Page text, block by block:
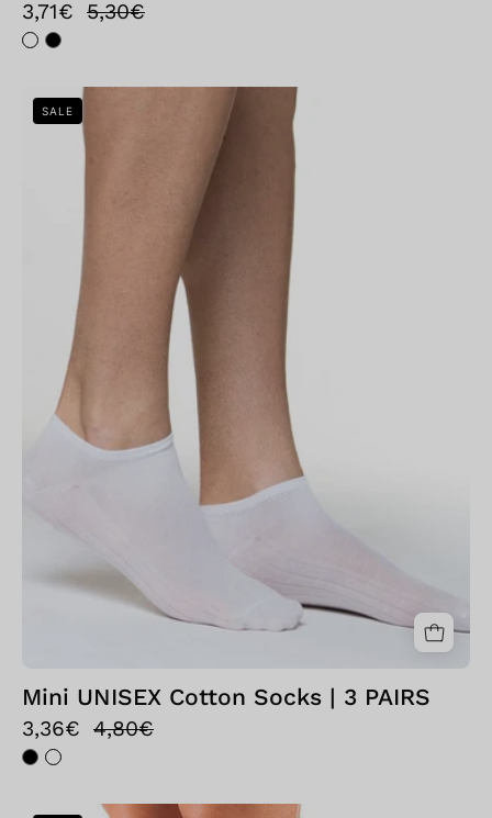
3,71€ 5,30€
Bellissima:
cotone
SALE
Mini UNISEX Cotton Socks | 3 PAIRS
3,36€ 4,80€